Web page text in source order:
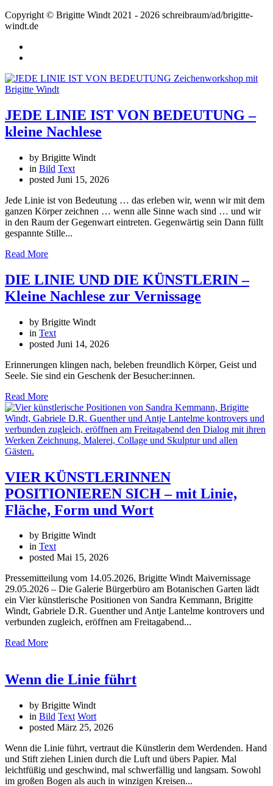
Copyright © Brigitte Windt 2021 - 2026 schreibraum/ad/brigitte-
windt.de
JEDE LINIE IST VON BEDEUTUNG –
kleine Nachlese
by Brigitte Windt
in Bild Text
posted Juni 15, 2026
Jede Linie ist von Bedeutung … das erleben wir, wenn wir mit dem
ganzen Körper zeichnen … wenn alle Sinne wach sind … und wir
in den Raum der Gegenwart eintreten. Gegenwärtig sein Dann füllt
gespannte Stille...
Read More
DIE LINIE UND DIE KÜNSTLERIN –
Kleine Nachlese zur Vernissage
by Brigitte Windt
in Text
posted Juni 14, 2026
Erinnerungen klingen nach, beleben freundlich Körper, Geist und
Seele. Sie sind ein Geschenk der Besucher:innen.
Read More
VIER KÜNSTLERINNEN
POSITIONIEREN SICH – mit Linie,
Fläche, Form und Wort
by Brigitte Windt
in Text
posted Mai 15, 2026
Pressemitteilung vom 14.05.2026, Brigitte Windt Maivernissage
29.05.2026 – Die Galerie Bürgerbüro am Botanischen Garten lädt
ein Vier künstlerische Positionen von Sandra Kemmann, Brigitte
Windt, Gabriele D.R. Guenther und Antje Lantelme kontrovers und
verbunden zugleich, eröffnen am Freitagabend...
Read More
Wenn die Linie führt
by Brigitte Windt
in Bild Text Wort
posted März 25, 2026
Wenn die Linie führt, vertraut die Künstlerin dem Werdenden. Hand
und Stift ziehen Linien durch die Luft und übers Papier. Mal
leichtfüßig und geschwind, mal schwerfällig und langsam. Sowohl
im großen Bogen als auch in winzigen Kreisen...